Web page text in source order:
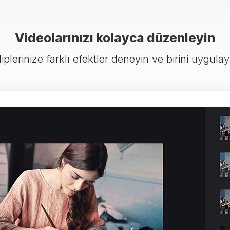
Videolarınızı kolayca düzenleyin
farklı efektler deneyin ve birini